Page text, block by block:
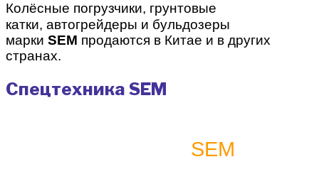
Колёсные погрузчики, грунтовые
катки, автогрейдеры и бульдозеры
марки SEM продаются в Китае и в других
странах.
Спецтехника SEM
SEM